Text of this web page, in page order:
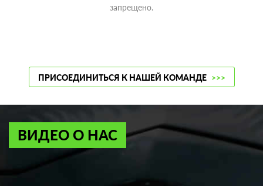
запрещено.
ПРИСОЕДИНИТЬСЯ К НАШЕЙ КОМАНДЕ >>>
ВИДЕО О НАС